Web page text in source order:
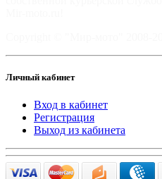
Личный кабинет
Вход в кабинет
Регистрация
Выход из кабинета